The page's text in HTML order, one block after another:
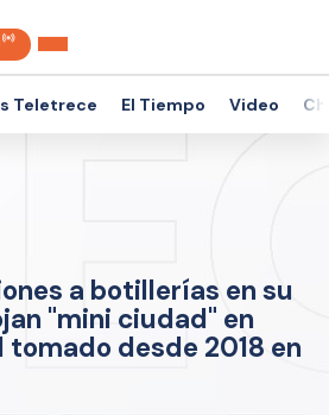
Teletrece El Tiempo Video
a botillerías en su
"mini ciudad" en
desde 2018 en